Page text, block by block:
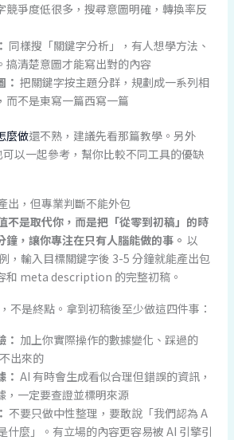
競爭度低很多，搜尋意圖明確，轉換率反
同樣搜「關鍵字分析」，有人想學方法、
搞清楚意圖才能寫出對的內容
： 把關鍵字按主題分群，規劃成一系列相
而不是東寫一篇西寫一篇
麼做還不熟，建議先看那篇教學。另外
以一起參考，幫你比較不同工具的優缺
出，但專業判斷不能外包
不是取代你，而是把「從零到初稿」的時
鐘，讓你專注在只有人腦能做的事。 以
，輸入目標關鍵字後 3-5 分鐘就能產出包
和 meta description 的完整初稿。
不是終點。拿到初稿後至少做這四件事：
： 加上你實際操作的數據變化、踩過的
出來的
： AI 有時會生成看似合理但錯誤的資訊，
，一定要查證並標明來源
不要只做中性整理，要敢說「我們認為 A
什麼」。有立場的內容更容易被 AI 引擎引